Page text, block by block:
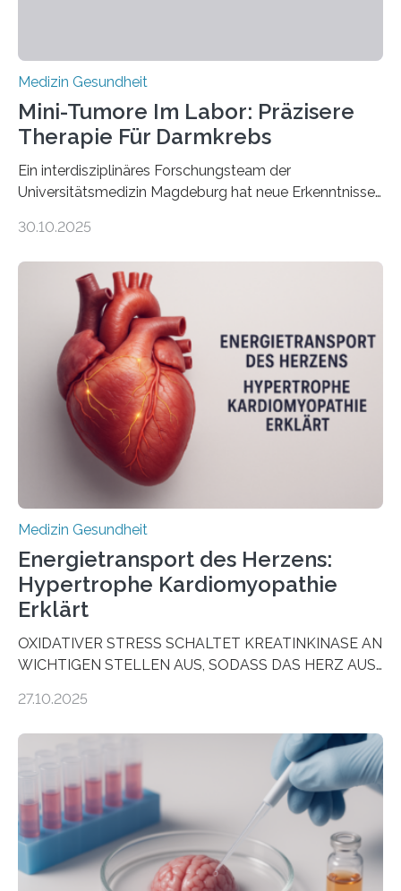
Medizin Gesundheit
Mini-Tumore Im Labor: Präzisere
Therapie Für Darmkrebs
Ein interdisziplinäres Forschungsteam der
Universitätsmedizin Magdeburg hat neue Erkenntnisse
behandelt werden kann. In ihrer aktuellen Studie,
Oncology, zeigen die Forschenden, dass Mini-Tumore
aus Gewebe von Patientinnen und Patienten –
sogenannte Organoide – genutzt werden können, um
vorab zu prüfen, welche Medikamente am besten
wirken. Dabei wurde ein Eiweiß identifiziert, das künftig
als Biomarker für die Wahl der passenden Therapie
dienen könnte. Darmkrebs zählt weltweit zu den
häufigsten Krebsarten und stellt…
30.10.2025
Medizin Gesundheit
Energietransport des Herzens:
Hypertrophe Kardiomyopathie
Erklärt
OXIDATIVER STRESS SCHALTET KREATINKINASE AN
WICHTIGEN STELLEN AUS, SODASS DAS HERZ AUS
aus dem Deutschen Zentrum für Herzinsuffizienz
im Journal Circulation, warum der Energietransport bei
der Hypertrophen Kardiomyopathie (HCM) versagen
kann und wie sich durch eine Verringerung der
Herzbelastung und des oxidativen Stresses
Rhythmusstörungen reduzieren lassen. Würzburg. Die
hypertrophe Kardiomyopathie (HCM) ist die häufigste
erblich bedingte Herzerkrankung. Sie führt dazu, dass
27.10.2025